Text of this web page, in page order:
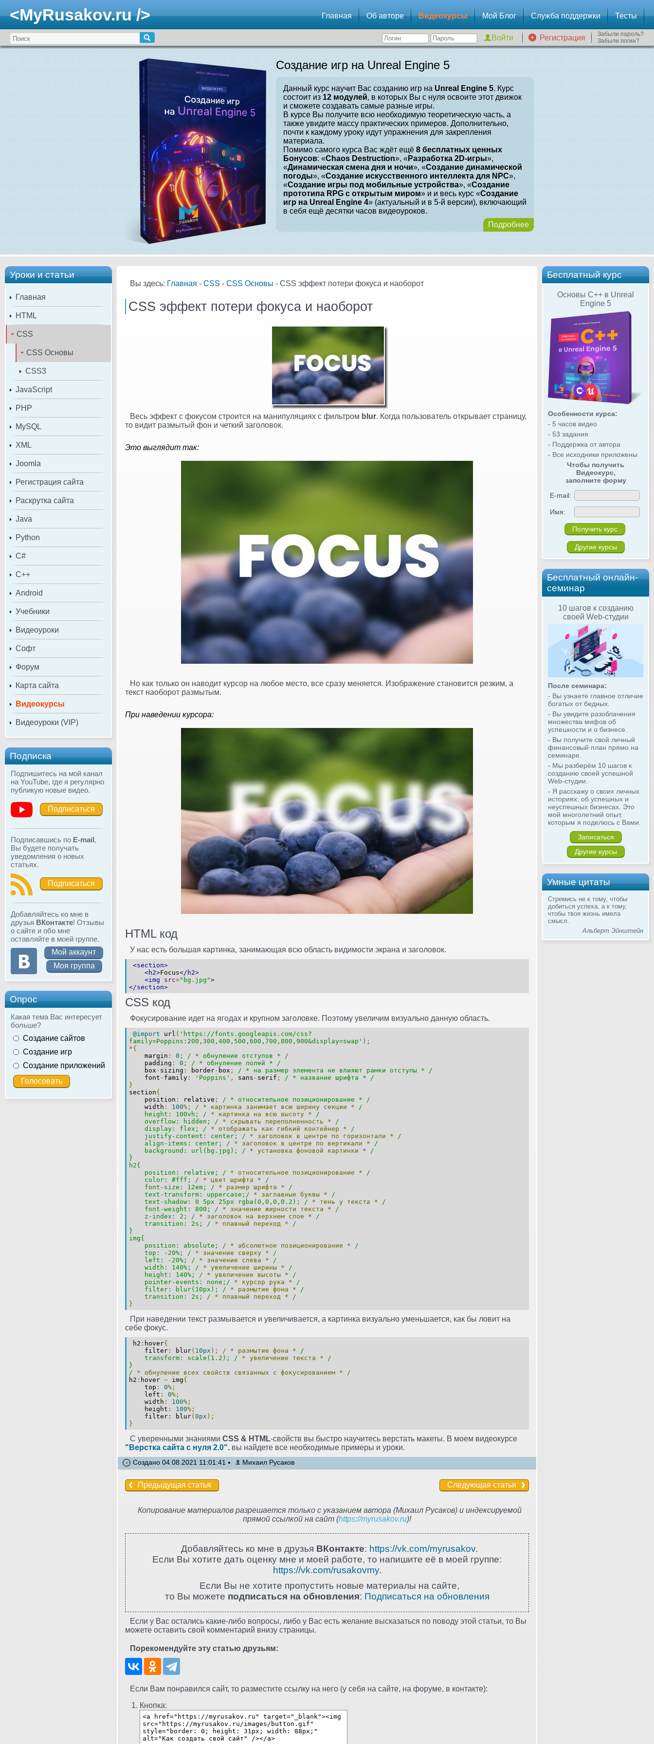
<MyRusakov.ru /> Главная Об авторе Видеокурсы Мой Блог Служба поддержки Тесты
Регистрация
Забыли пароль?
Забыли логин?
Создание игр на Unreal Engine 5
Данный курс научит Вас созданию игр на Unreal Engine 5. Курс
состоит из 12 модулей, в которых Вы с нуля освоите этот движок
и сможете создавать самые разные игры.
В курсе Вы получите всю необходимую теоретическую часть, а
также увидите массу практических примеров. Дополнительно,
почти к каждому уроку идут упражнения для закрепления
материала.
Помимо самого курса Вас ждёт ещё 8 бесплатных ценных
Бонусов: «Chaos Destruction», « Разработка 2D-игры»,
«Динамическая смена дня и ночи», «Создание динамической
погоды», «Создание искусственного интеллекта для NPC»,
«Создание игры под мобильные устройства», «Создание
прототипа RPG с открытым миром» и и весь курс «Создание
игр на Unreal Engine 4» (актуальный и в 5-й версии), включающий
в себя ещё десятки часов видеоуроков.
Подробнее
Уроки и статьи
Главная
HTML
CSS
CSS Основы
CSS3
JavaScript
PHP
MySQL
XML
Joomla
Регистрация сайта
Раскрутка сайта
Java
Python
C#
C++
Android
Учебники
Видеоуроки
Софт
Форум
Карта сайта
Видеокурсы
Видеоуроки (VIP)
Подписка
Подпишитесь на мой канал
на YouTube, где я регулярно
публикую новые видео.
Подписаться
Подписавшись по E-mail,
Вы будете получать
уведомления о новых
статьях.
Подписаться
Добавляйтесь ко мне в
друзья ВКонтакте! Отзывы
о сайте и обо мне
оставляйте в моей группе.
Мой аккаунт
Моя группа
Опрос
Какая тема Вас интересует
больше?
Создание сайтов
Создание игр
Создание приложений
Бесплатный курс
Основы C++ в Unreal
Engine 5
Особенности курса:
- 5 часов видео
- 53 задания
- Поддержка от автора
- Все исходники приложены
Чтобы получить
Видеокурс,
заполните форму
E-mail:
Имя:
Другие курсы
Бесплатный онлайн-
семинар
10 шагов к созданию
своей Web-студии
После семинара:
- Вы узнаете главное отличие
богатых от бедных.
- Вы увидите разоблачения
множества мифов об
успешности и о бизнесе.
- Вы получите свой личный
финансовый план прямо на
семинаре.
- Мы разберём 10 шагов к
созданию своей успешной
Web-студии.
- Я расскажу о своих личных
историях: об успешных и
неуспешных бизнесах. Это
мой многолетний опыт,
которым я поделюсь с Вами.
Записаться
Другие курсы
Умные цитаты
Стремись не к тому, чтобы
добиться успеха, а к тому,
чтобы твоя жизнь имела
смысл.
Альберт Эйнштейн
Вы здесь: Главная - CSS - CSS Основы - CSS эффект потери фокуса и наоборот
CSS эффект потери фокуса и наоборот
Весь эффект с фокусом строится на манипуляциях с фильтром blur. Когда пользователь открывает страницу,
то видит размытый фон и четкий заголовок.
Это выглядит так:
Но как только он наводит курсор на любое место, все сразу меняется. Изображение становится резким, а
текст наоборот размытым.
При наведении курсора:
HTML код
У нас есть большая картинка, занимающая всю область видимости экрана и заголовок.
<section>
<h2>Focus</h2>
<img
src="bg.jpg">
</section>
CSS код
Фокусирование идет на ягодах и крупном заголовке. Поэтому увеличим визуально данную область.
@import url ( 'https://fonts.googleapis.com/css?
family=Poppins:200,300,400,500,600,700,800,900&display=swap' );
*{
margin : 0 ;
/ * обнуление отступов * /
padding : 0 ;
/ * обнуление полей * /
box - sizing : border- box ;
/ * на размер элемента не влияют рамки отступы * /
font - family : 'Poppins' , sans - serif ;
/ * название шрифта * /
}
section{
position : relative ;
/ * относительное позиционирование * /
width : 100%; / * картинка занимает всю ширину секции *
/
height: 100vh; /
* картинка на всю высоту *
/
overflow: hidden; /
* скрывать переполненность *
/
display: flex; /
* отображать как гибкий контейнер *
/
justify-content: center; /
* заголовок в центре по горизонтали *
/
align-items: center; /
* заголовок в центре по вертикали *
/
background: url(bg.jpg); /
* установка фоновой картинки *
/
}
h2{
position: relative; /
* относительное позиционирование *
/
color: #fff; /
* цвет шрифта *
/
font-size: 12em; /
* размер шрифта *
/
text-transform: uppercase;/
* заглавные буквы *
/
text-shadow: 0 5px 25px rgba(0,0,0,0.2); /
* тень у текста *
/
font-weight: 800; /
* значение жирности текста *
/
z-index: 2; /
* заголовок на верхнем слое *
/
transition: 2s; /
* плавный переход *
/
}
img{
position: absolute; /
* абсолютное позиционирование *
/
top: -20%; /
* значение сверху *
/
left: -20%; /
* значение слева *
/
width: 140%; /
* увеличение ширины *
/
height: 140%; /
* увеличение высоты *
/
pointer-events: none;/
* курсор рука *
/
filter: blur(10px); /
* размытие фона *
/
transition: 2s; /
* плавный переход *
/
}
При наведении текст размывается и увеличивается, а картинка визуально уменьшается, как бы ловит на
себе фокус.
h2 : hover{
filter : blur( 10px ); / * размытие фона *
/
transform: scale(1.2); /
* увеличение текста *
/
}
/
* обнуление всех свойств связанных с фокусированием *
/
h2 : hover ~ img{
top : 0%;
left : 0%;
width : 100%;
height : 100%;
filter : blur(0px );
}
С уверенными знаниями CSS & HTML-свойств вы быстро научитесь верстать макеты. В моем видеокурсе
"Верстка сайта с нуля 2.0". вы найдете все необходимые примеры и уроки.
Создано 04.08.2021 11:01:41 Михаил Русаков
Предыдущая статья Следующая статья
Копирование материалов разрешается только с указанием автора (Михаил Русаков) и индексируемой
прямой ссылкой на сайт (https://myrusakov.ru)!
Добавляйтесь ко мне в друзья ВКонтакте: https://vk.com/myrusakov.
Если Вы хотите дать оценку мне и моей работе, то напишите её в моей группе:
https://vk.com/rusakovmy.
Если Вы не хотите пропустить новые материалы на сайте,
то Вы можете подписаться на обновления: Подписаться на обновления
Если у Вас остались какие-либо вопросы, либо у Вас есть желание высказаться по поводу этой статьи, то Вы
можете оставить свой комментарий внизу страницы.
Порекомендуйте эту статью друзьям:
Если Вам понравился сайт, то разместите ссылку на него (у себя на сайте, на форуме, в контакте):
Кнопка: